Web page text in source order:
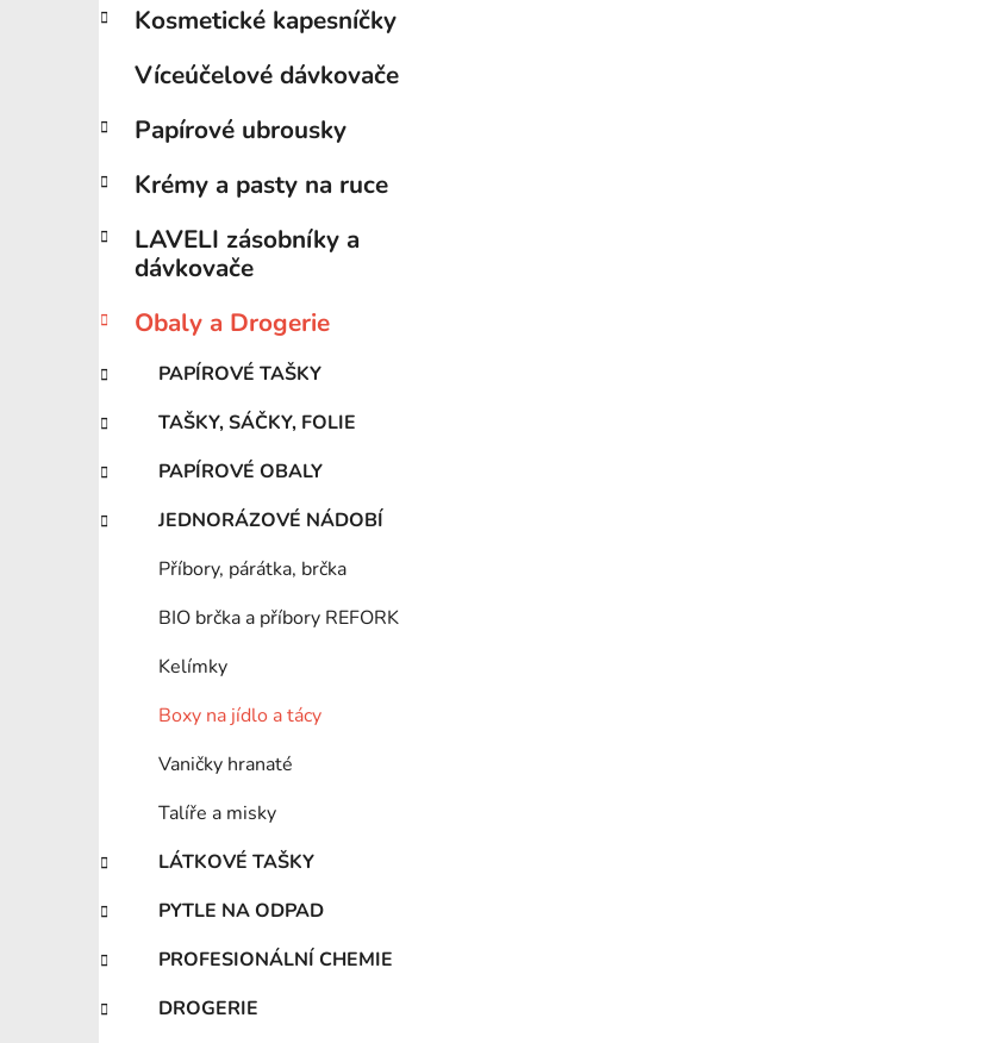
Kosmetické kapesníčky
Víceúčelové dávkovače
Papírové ubrousky
Krémy a pasty na ruce
LAVELI zásobníky a
dávkovače
Obaly a Drogerie
PAPÍROVÉ TAŠKY
TAŠKY, SÁČKY, FOLIE
PAPÍROVÉ OBALY
JEDNORÁZOVÉ NÁDOBÍ
Příbory, párátka, brčka
BIO brčka a příbory REFORK
Kelímky
Boxy na jídlo a tácy
Vaničky hranaté
Talíře a misky
LÁTKOVÉ TAŠKY
PYTLE NA ODPAD
PROFESIONÁLNÍ CHEMIE
DROGERIE